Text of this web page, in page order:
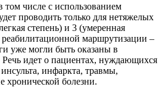
числе с использованием
проводить только для нетяжелых
степень) и 3 (умеренная
реабилитационной маршрутизации –
уже могли быть оказаны в
Речь идет о пациентах, нуждающихся
инфаркта, травмы,
хронической болезни.